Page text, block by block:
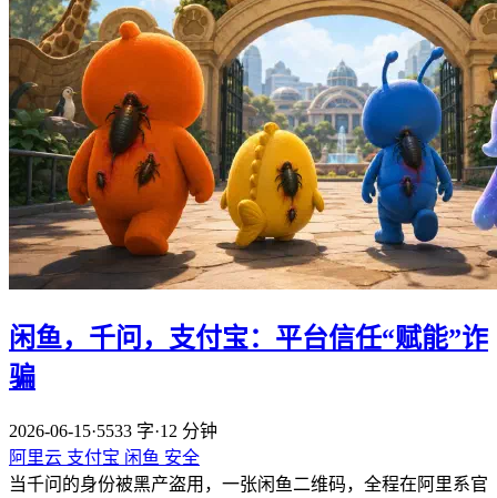
闲鱼，千问，支付宝：平台信任“赋能”诈
骗
2026-06-15·5533 字·12 分钟
阿里云 支付宝 闲鱼 安全
当千问的身份被黑产盗用，一张闲鱼二维码，全程在阿里系官